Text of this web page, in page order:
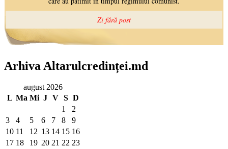
Arhiva Altarulcredinței.md
august 2026
L Ma Mi J V S D
1
2
3
4 5 6 7 8
9
10 11 12 13 14 15 16
17 18 19 20 21 22 23